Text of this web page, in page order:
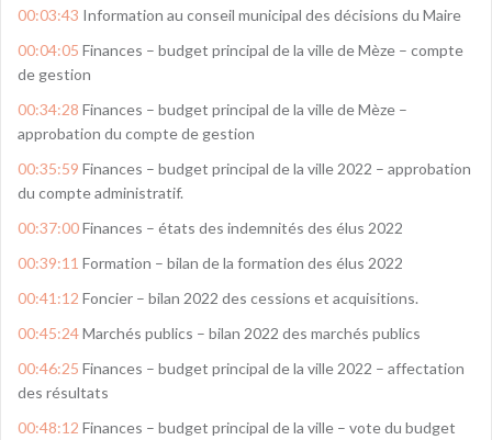
00:03:43 Information au conseil municipal des décisions du Maire
00:04:05 Finances – budget principal de la ville de Mèze – compte
de gestion
00:34:28 Finances – budget principal de la ville de Mèze –
approbation du compte de gestion
00:35:59 Finances – budget principal de la ville 2022 – approbation
du compte administratif.
00:37:00Finances – états des indemnités des élus 2022
00:39:11 Formation – bilan de la formation des élus 2022
00:41:12 Foncier – bilan 2022 des cessions et acquisitions.
00:45:24Marchés publics – bilan 2022 des marchés publics
00:46:25 Finances – budget principal de la ville 2022 – affectation
des résultats
00:48:12 Finances – budget principal de la ville – vote du budget